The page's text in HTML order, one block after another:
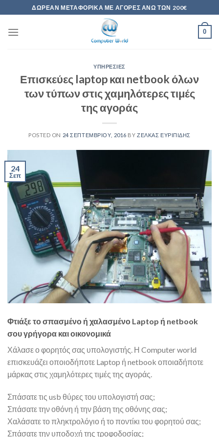
to
content
ΔΩΡΕΆΝ ΜΕΤΑΦΟΡΙΚΆ ΜΕ ΑΓΟΡΈΣ ΆΝΩ ΤΩΝ 200€
0
ΥΠΗΡΕΣΊΕΣ
Επισκεύες laptop και netbook όλων
των τύπων στις χαμηλότερες τιμές
της αγοράς
POSTED ON 24 ΣΕΠΤΕΜΒΡΊΟΥ, 2016 BYΖΈΛΚΑΣ ΕΥΡΙΠΊΔΗΣ
24
Σεπ
Φτιάξε το σπασμένο ή χαλασμένο Laptop ή netbook
σου γρήγορα και οικονομικά
Χάλασε ο φορητός σας υπολογιστής. Η Computer world
επισκευάζει οποιοδήποτε Laptop ή netbook οποιαδήποτε
μάρκας στις χαμηλότερες τιμές της αγοράς.
Σπάσατε τις usb θύρες του υπολογιστή σας;
Σπάσατε την οθόνη ή την βάση της οθόνης σας;
Χαλάσατε το πληκτρολόγιο ή το ποντίκι του φορητού σας;
Σπάσατε την υποδοχή της τροφοδοσίας;